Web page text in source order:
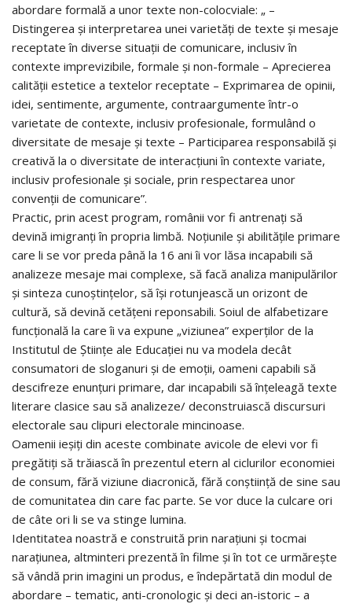
abordare formală a unor texte non-colocviale: „ –
Distingerea și interpretarea unei varietăți de texte și mesaje
receptate în diverse situații de comunicare, inclusiv în
contexte imprevizibile, formale și non-formale – Aprecierea
calității estetice a textelor receptate – Exprimarea de opinii,
idei, sentimente, argumente, contraargumente într-o
varietate de contexte, inclusiv profesionale, formulând o
diversitate de mesaje și texte – Participarea responsabilă și
creativă la o diversitate de interacțiuni în contexte variate,
inclusiv profesionale și sociale, prin respectarea unor
convenții de comunicare”.
Practic, prin acest program, românii vor fi antrenați să
devină imigranți în propria limbă. Noțiunile și abilitățile primare
care li se vor preda până la 16 ani îi vor lăsa incapabili să
analizeze mesaje mai complexe, să facă analiza manipulărilor
și sinteza cunoștințelor, să își rotunjească un orizont de
cultură, să devină cetățeni reponsabili. Soiul de alfabetizare
funcțională la care îi va expune „viziunea” experților de la
Institutul de Științe ale Educației nu va modela decât
consumatori de sloganuri și de emoții, oameni capabili să
descifreze enunțuri primare, dar incapabili să înțeleagă texte
literare clasice sau să analizeze/ deconstruiască discursuri
electorale sau clipuri electorale mincinoase.
Oamenii ieșiți din aceste combinate avicole de elevi vor fi
pregătiți să trăiască în prezentul etern al ciclurilor economiei
de consum, fără viziune diacronică, fără conștiință de sine sau
de comunitatea din care fac parte. Se vor duce la culcare ori
de câte ori li se va stinge lumina.
Identitatea noastră e construită prin narațiuni și tocmai
narațiunea, altminteri prezentă în filme și în tot ce urmărește
să vândă prin imagini un produs, e îndepărtată din modul de
abordare – tematic, anti-cronologic și deci an-istoric – a